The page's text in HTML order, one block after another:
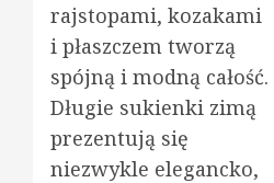
rajstopami, kozakami
i płaszczem tworzą
spójną i modną całość.
Długie sukienki zimą
prezentują się
niezwykle elegancko,